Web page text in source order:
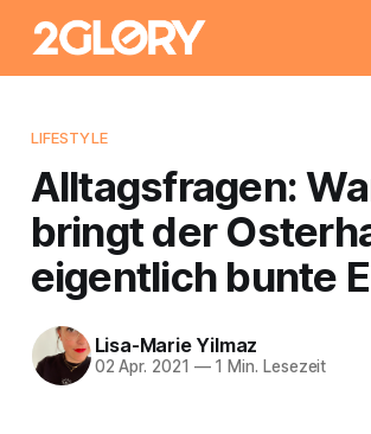
LIFESTYLE
Alltagsfragen:
bringt der
eigentlich bunte
Lisa-Marie Yilmaz
02 Apr. 2021 —1 Min. Lesezeit